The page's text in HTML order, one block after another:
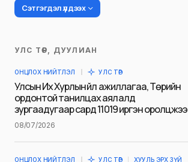
Сэтгэгдэл үлдээх
Таны имэйл хаягийг нийтлэхгүй.
тэмдэглэсэн
Name
УЛС ТӨР, ДУУЛИАН
ОНЦЛОХ НИЙТЛЭЛ УЛС ТӨР
Улсын Их Хурлын үйл ажиллагаа, Төрийн
ордонтой танилцах аялалд
зургаадугаар сард 11019 иргэн оролцжээ
08/07/2026
ОНЦЛОХ НИЙТЛЭЛ УЛС ТӨР ХУУЛЬ ЭРХ ЗҮЙ